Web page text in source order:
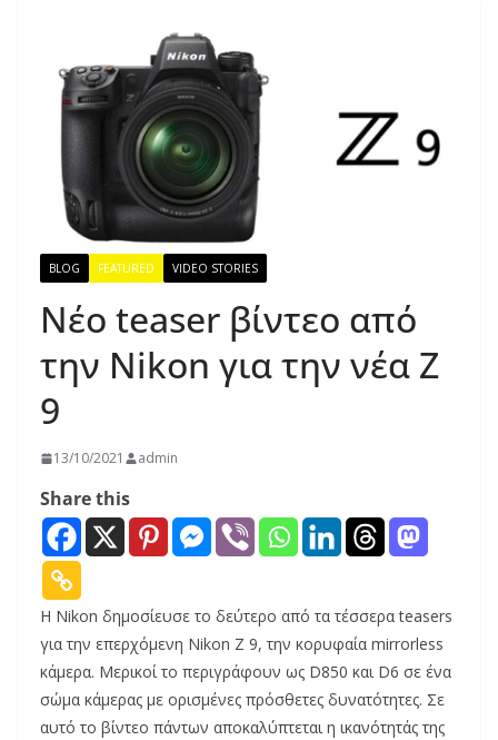
BLOG FEATURED VIDEO STORIES
Νέο teaser βίντεο από
την Nikon για την νέα Ζ
9
13/10/2021 admin
Share this
Η Nikon δημοσίευσε το δεύτερο από τα τέσσερα teasers
για την επερχόμενη Nikon Z 9, την κορυφαία mirrorless
κάμερα. Μερικοί το περιγράφουν ως D850 και D6 σε ένα
σώμα κάμερας με ορισμένες πρόσθετες δυνατότητες. Σε
αυτό το βίντεο πάντων αποκαλύπτεται η ικανότητάς της